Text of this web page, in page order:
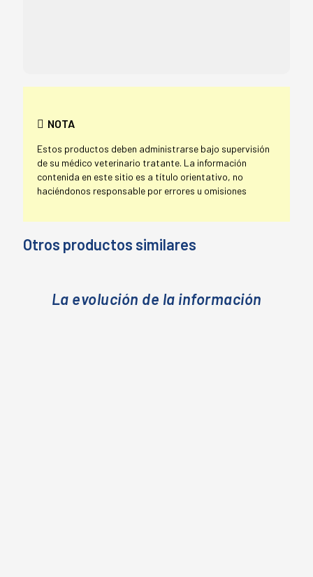
NOTA
Estos productos deben administrarse bajo supervisión
de su médico veterinario tratante. La información
contenida en este sitio es a título orientativo, no
haciéndonos responsable por errores u omisiones
Otros productos similares
La evolución de la información